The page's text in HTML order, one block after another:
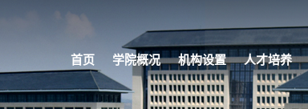
首页 学院概况 机构设置 人才培养